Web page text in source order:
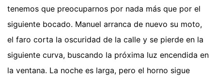
tenemos que preocuparnos por nada más que por el
siguiente bocado. Manuel arranca de nuevo su moto,
el faro corta la oscuridad de la calle y se pierde en la
siguiente curva, buscando la próxima luz encendida en
la ventana. La noche es larga, pero el horno sigue